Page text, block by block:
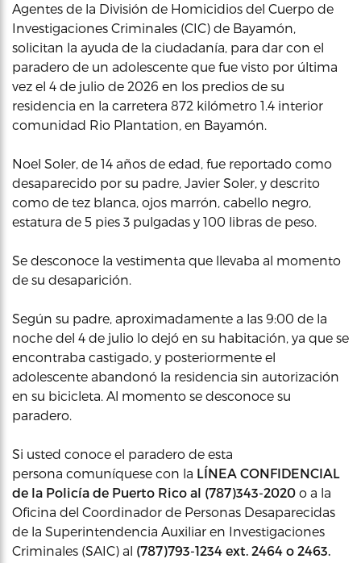
Agentes de la División de Homicidios del Cuerpo de
Investigaciones Criminales (CIC) de Bayamón,
solicitan la ayuda de la ciudadanía, para dar con el
paradero de un adolescente que fue visto por última
vez el 4 de julio de 2026 en los predios de su
residencia en la carretera 872 kilómetro 1.4 interior
comunidad Rio Plantation, en Bayamón.
Noel Soler, de 14 años de edad, fue reportado como
desaparecido por su padre, Javier Soler, y descrito
como de tez blanca, ojos marrón, cabello negro,
estatura de 5 pies 3 pulgadas y 100 libras de peso.
Se desconoce la vestimenta que llevaba al momento
de su desaparición.
Según su padre, aproximadamente a las 9:00 de la
noche del 4 de julio lo dejó en su habitación, ya que se
encontraba castigado, y posteriormente el
adolescente abandonó la residencia sin autorización
en su bicicleta. Al momento se desconoce su
paradero.
Si usted conoce el paradero de esta
persona comuníquese con la LÍNEA CONFIDENCIAL
de la Policía de Puerto Rico al (787)343-2020 o a la
Oficina del Coordinador de Personas Desaparecidas
de la Superintendencia Auxiliar en Investigaciones
Criminales (SAIC) al (787)793-1234 ext. 2464 o 2463.